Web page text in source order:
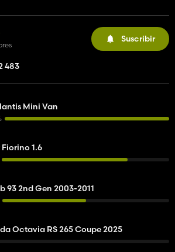
Suscribir
483
Mini Van
1.6
93 2nd Gen 2003-2011
Octavia RS 265 Coupe 2025